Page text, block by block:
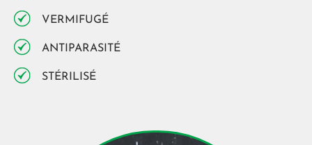
VERMIFUGÉ
ANTIPARASITÉ
STÉRILISÉ